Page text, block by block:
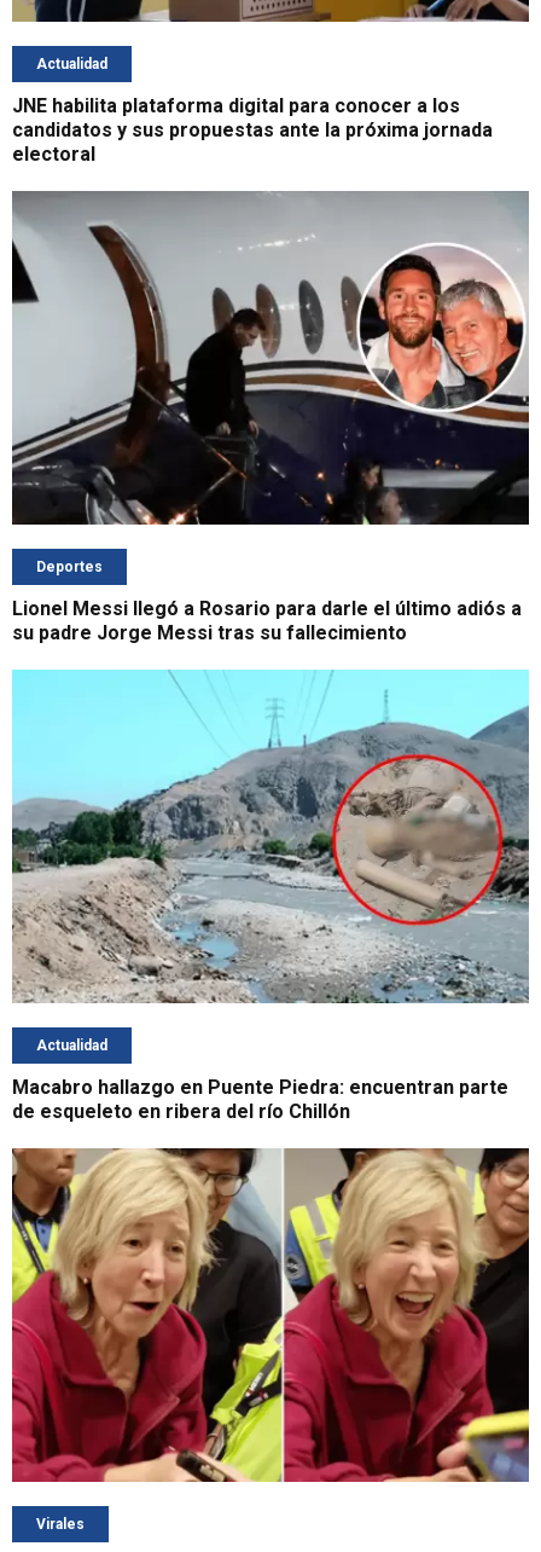
Actualidad
JNE habilita plataforma digital para conocer a los
candidatos y sus propuestas ante la próxima jornada
electoral
Deportes
Lionel Messi llegó a Rosario para darle el último adiós a
su padre Jorge Messi tras su fallecimiento
Actualidad
Macabro hallazgo en Puente Piedra: encuentran parte
de esqueleto en ribera del río Chillón
Virales